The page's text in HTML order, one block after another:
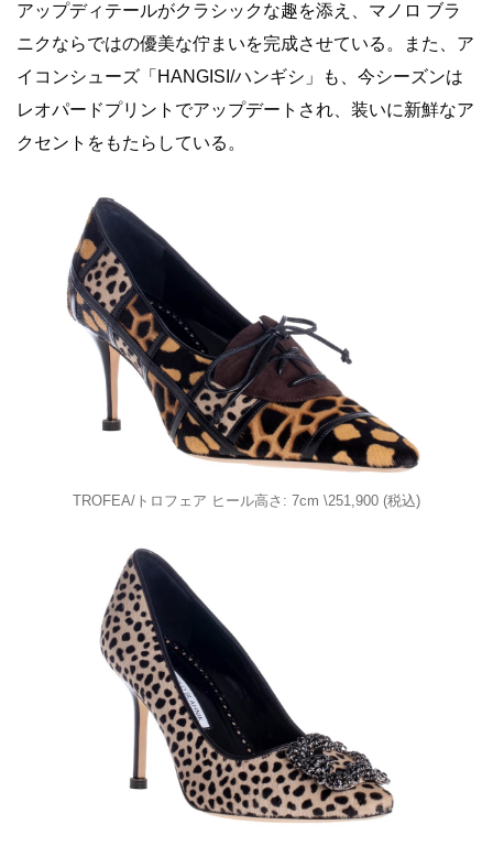
アップディテールがクラシックな趣を添え、マノロ ブラ
ニクならではの優美な佇まいを完成させている。また、ア
イコンシューズ「HANGISI/ハンギシ」も、今シーズンは
レオパードプリントでアップデートされ、装いに新鮮なア
クセントをもたらしている。
TROFEA/トロフェア ヒール高さ: 7cm \251,900 (税込)